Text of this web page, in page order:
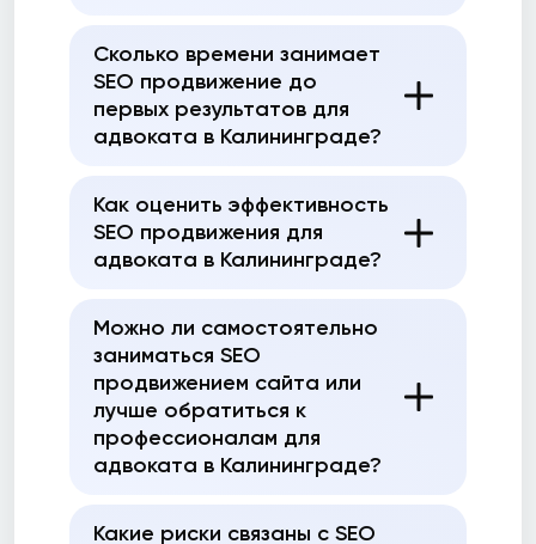
Сколько времени занимает
SEO продвижение до
первых результатов для
адвоката в Калининграде?
Как оценить эффективность
SEO продвижения для
адвоката в Калининграде?
Можно ли самостоятельно
заниматься SEO
продвижением сайта или
лучше обратиться к
профессионалам для
адвоката в Калининграде?
Какие риски связаны с SEO